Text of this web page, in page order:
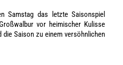
Samstag das letzte Saisonspiel
vor heimischer Kulisse
Saison zu einem versöhnlichen